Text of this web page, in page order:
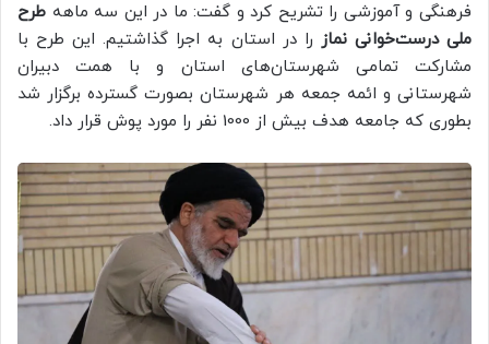
فرهنگی و آموزشی را تشریح کرد و گفت: ما در این سه ماهه طرح
ملی درست‌خوانی نماز را در استان به اجرا گذاشتیم. این طرح با
مشارکت تمامی شهرستان‌های استان و با همت دبیران
شهرستانی و ائمه جمعه هر شهرستان بصورت گسترده برگزار شد
بطوری که جامعه هدف بیش از 1000 نفر را مورد پوش قرار داد.